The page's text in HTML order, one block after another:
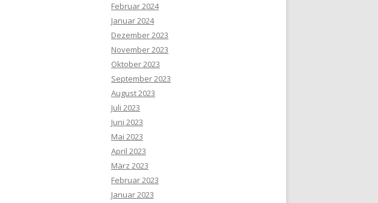
Februar 2024
Januar 2024
Dezember 2023
November 2023
Oktober 2023
September 2023
August 2023
Juli 2023
Juni 2023
Mai 2023
April 2023
März 2023
Februar 2023
Januar 2023